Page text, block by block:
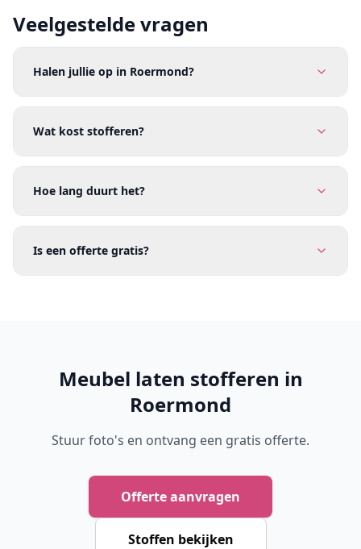
Veelgestelde vragen
Halen jullie op in Roermond?
Wat kost stofferen?
Hoe lang duurt het?
Is een offerte gratis?
Meubel laten stofferen in
Roermond
Stuur foto's en ontvang een gratis offerte.
Offerte aanvragen
Stoffen bekijken